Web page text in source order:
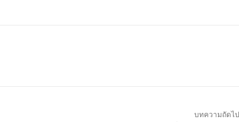
บทความถัดไป